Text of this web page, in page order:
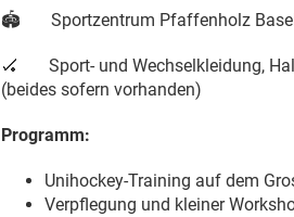
🏟️ Sportzentrum Pfaffenholz Basel
🏑 Sport- und Wechselkleidung,
(beides sofern vorhanden)
Programm:
Unihockey-Training auf dem
Verpflegung und kleiner